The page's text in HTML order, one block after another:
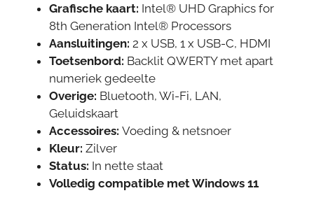
Grafische kaart: Intel® UHD Graphics for
8th Generation Intel® Processors
Aansluitingen: 2 x USB, 1 x USB-C, HDMI
Toetsenbord: Backlit QWERTY met apart
numeriek gedeelte
Overige: Bluetooth, Wi-Fi, LAN,
Geluidskaart
Accessoires: Voeding & netsnoer
Kleur: Zilver
Status: In nette staat
Volledig compatible met Windows 11